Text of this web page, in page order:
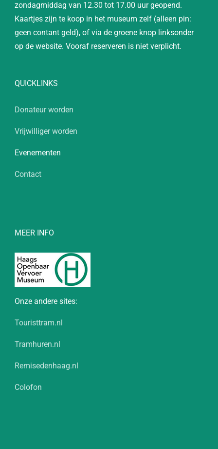
zondagmiddag van 12.30 tot 17.00 uur geopend.
Kaartjes zijn te koop in het museum zelf (alleen pin:
geen contant geld), of via de groene knop linksonder
op de website. Vooraf reserveren is niet verplicht.
QUICKLINKS
Donateur worden
Vrijwilliger worden
Evenementen
Contact
MEER INFO
Onze andere sites:
Touristtram.nl
Tramhuren.nl
Remisedenhaag.nl
Colofon